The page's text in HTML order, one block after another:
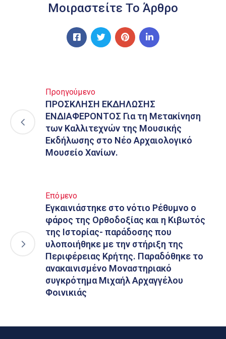
Μοιραστείτε Το Άρθρο
Προηγούμενο
ΠΡΟΣΚΛΗΣΗ ΕΚΔΗΛΩΣΗΣ
ΕΝΔΙΑΦΕΡΟΝΤΟΣ Για τη Μετακίνηση
των Καλλιτεχνών της Μουσικής
Εκδήλωσης στο Νέο Αρχαιολογικό
Μουσείο Χανίων.
Επόμενο
Εγκαινιάστηκε στο νότιο Ρέθυμνο ο
φάρος της Ορθοδοξίας και η Κιβωτός
της Ιστορίας- παράδοσης που
υλοποιήθηκε με την στήριξη της
Περιφέρειας Κρήτης. Παραδόθηκε το
ανακαινισμένο Μοναστηριακό
συγκρότημα Μιχαήλ Αρχαγγέλου
Φοινικιάς